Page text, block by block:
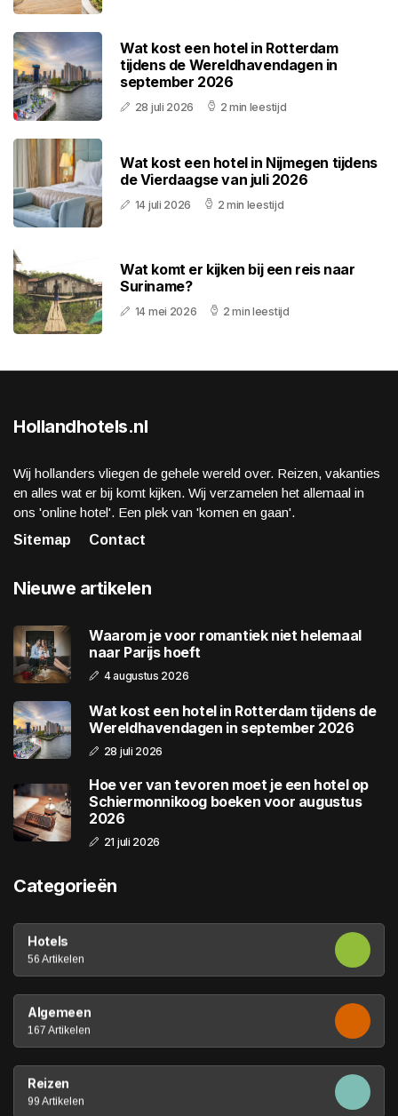
Wat kost een hotel in Rotterdam
tijdens de Wereldhavendagen in
september 2026
28 juli 2026 2 min leestijd
Wat kost een hotel in Nijmegen tijdens
de Vierdaagse van juli 2026
14 juli 2026 2 min leestijd
Wat komt er kijken bij een reis naar
Suriname?
14 mei 2026 2 min leestijd
Hollandhotels.nl
Wij hollanders vliegen de gehele wereld over. Reizen, vakanties
en alles wat er bij komt kijken. Wij verzamelen het allemaal in
ons 'online hotel'. Een plek van 'komen en gaan'.
Sitemap
Contact
Nieuwe artikelen
Waarom je voor romantiek niet helemaal
naar Parijs hoeft
4 augustus 2026
Wat kost een hotel in Rotterdam tijdens de
Wereldhavendagen in september 2026
28 juli 2026
Hoe ver van tevoren moet je een hotel op
Schiermonnikoog boeken voor augustus
2026
21 juli 2026
Categorieën
Hotels
56 Artikelen
Algemeen
167 Artikelen
Reizen
99 Artikelen